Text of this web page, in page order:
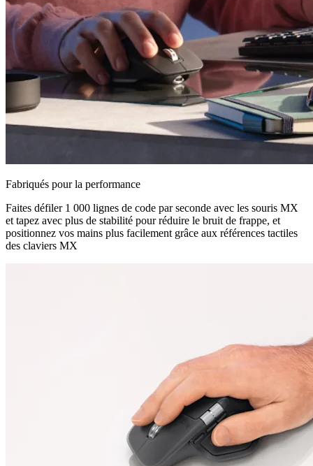
Fabriqués pour la performance
Faites défiler 1 000 lignes de code par seconde avec les souris MX
et tapez avec plus de stabilité pour réduire le bruit de frappe, et
positionnez vos mains plus facilement grâce aux références tactiles
des claviers MX